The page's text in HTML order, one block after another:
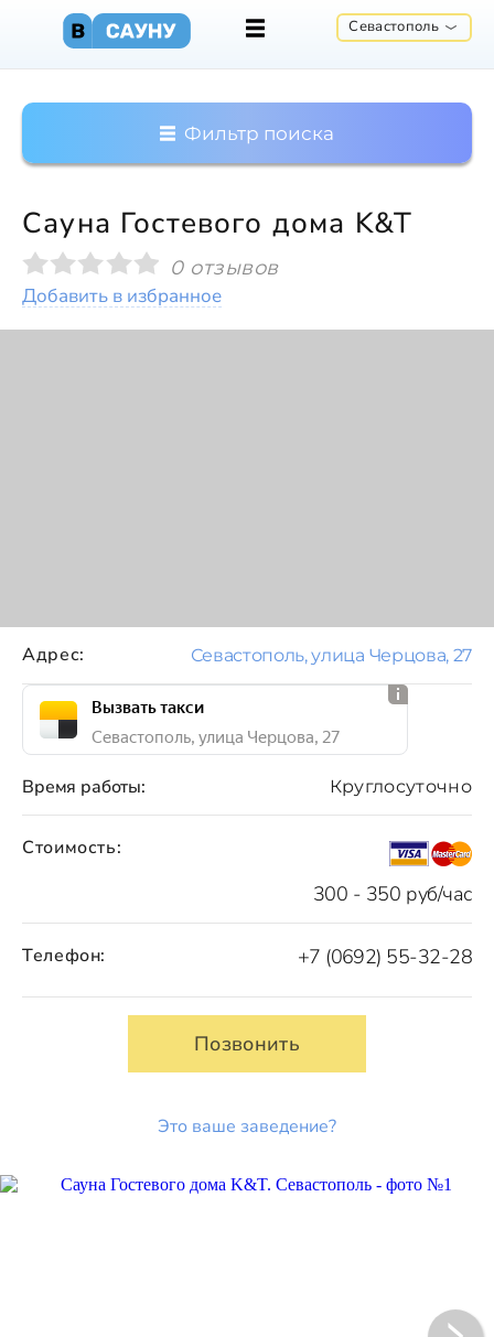
Севастополь
Фильтр поиска
Сауна Гостевого дома K&T
0 отзывов
Добавить в избранное
Стоимость:
300 - 350 руб/час
Время работы: Круглосуточно
Телефон: +7 (0692) 55-32-28
Позвонить
Это ваше заведение?
Адрес: Севастополь, улица Черцова, 27
Вызвать такси
Севастополь, улица Черцова, 27